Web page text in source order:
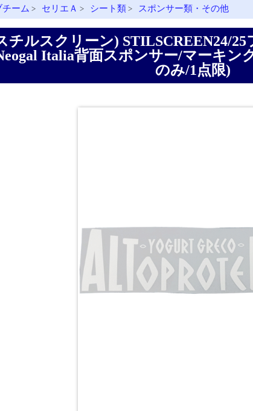
ーム > セリエＡ > シート類 > スポンサー類・その他
チルスクリーン) STILSCREEN24/
Italia背面スポンサー/マーキン
のみ/1点限)